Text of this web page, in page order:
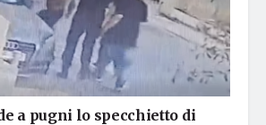
a pugni lo specchietto di